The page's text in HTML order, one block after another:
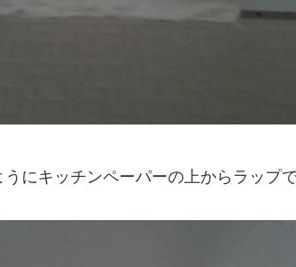
にキッチンペーパーの上からラップ